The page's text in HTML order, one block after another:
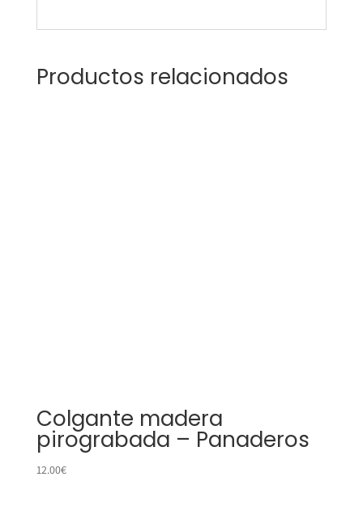
Productos relacionados
Colgante madera
pirograbada – Panaderos
12.00€